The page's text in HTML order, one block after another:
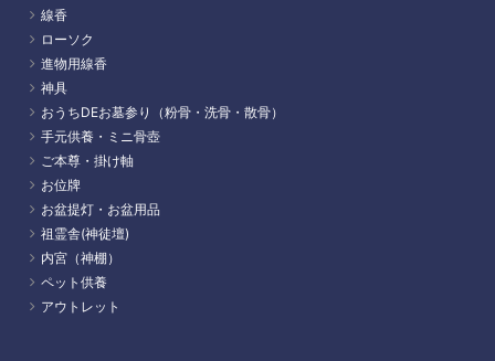
線香
ローソク
進物用線香
神具
おうちDEお墓参り（粉骨・洗骨・散骨）
手元供養・ミニ骨壺
ご本尊・掛け軸
お位牌
お盆提灯・お盆用品
祖霊舎(神徒壇)
内宮（神棚）
ペット供養
アウトレット